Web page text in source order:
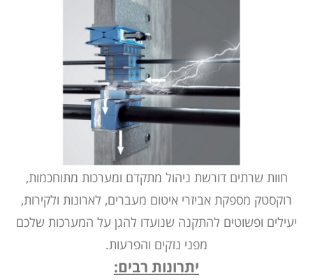
חוות שרתים דורשת ניהול מתקדם ומערכות מתוחכמות,
רוקסטק מספקת אביזרי איטום מעברים, לארונות ולקירות,
יעילים ופשוטים להתקנה שנועדו להגן על המערכות שלכם
מפני נזקים והפרעות.
יתרונות רבים: